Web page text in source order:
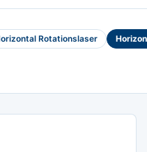
Rotationslaser